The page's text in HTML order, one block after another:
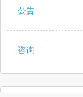
公告
咨询